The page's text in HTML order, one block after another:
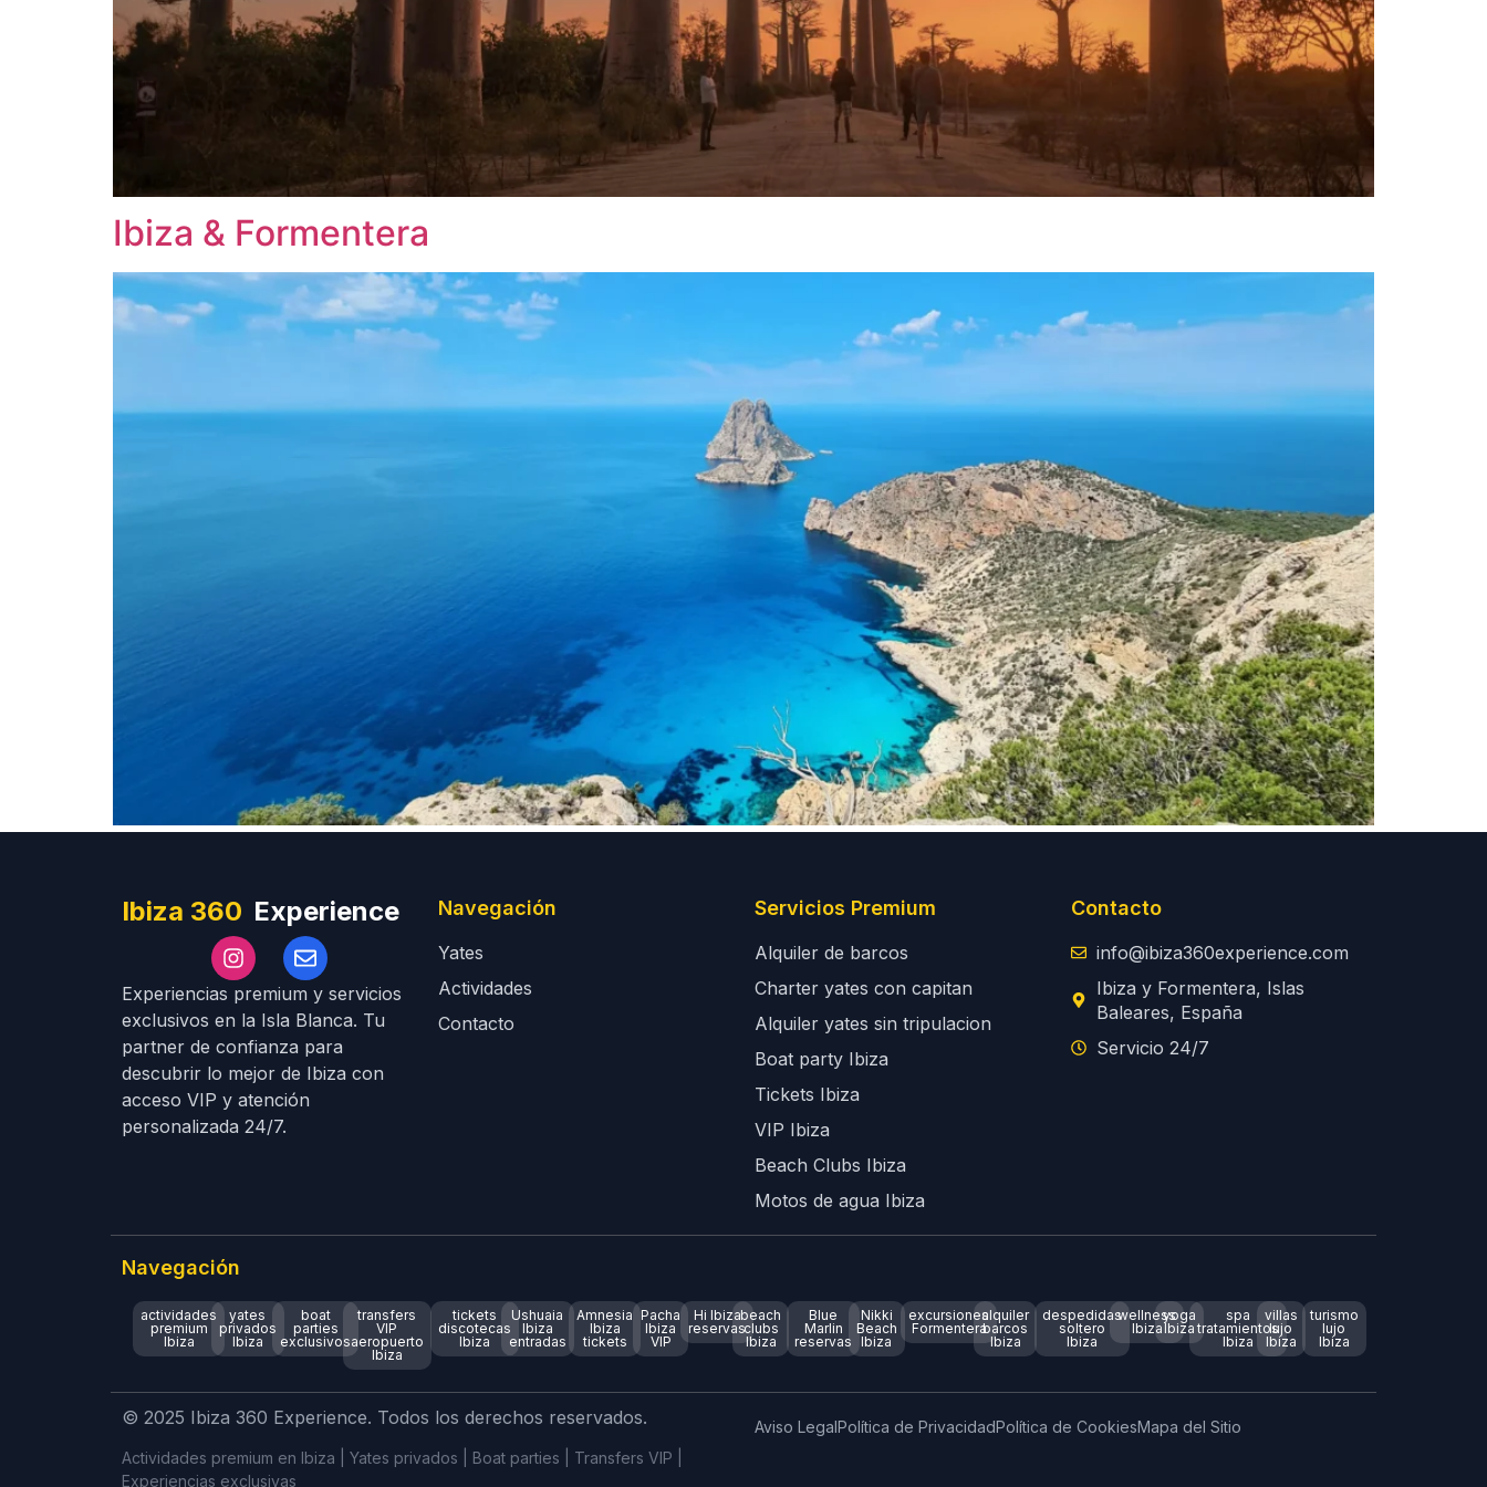
Ibiza & Formentera
Ibiza 360 Experience
Experiencias premium y servicios
exclusivos en la Isla Blanca. Tu
partner de confianza para
descubrir lo mejor de Ibiza con
acceso VIP y atención
personalizada 24/7.
Navegación
Yates
Actividades
Contacto
Servicios Premium
Alquiler de barcos
Charter yates con capitan
Alquiler yates sin tripulacion
Boat party Ibiza
Tickets Ibiza
VIP Ibiza
Beach Clubs Ibiza
Motos de agua Ibiza
Contacto
info@ibiza360experience.com
Ibiza y Formentera, Islas
Baleares, España
Servicio 24/7
Navegación
actividades
premium
Ibiza
yates
privados
Ibiza
boat
parties
exclusivos
transfers
VIP
aeropuerto
Ibiza
tickets
discotecas
Ibiza
Ushuaia
Ibiza
entradas
Amnesia
Ibiza
tickets
Pacha
Ibiza
VIP
Hi Ibiza
reservas
beach
clubs
Ibiza
Blue
Marlin
reservas
Nikki
Beach
Ibiza
excursiones
Formentera
alquiler
barcos
Ibiza
despedidas
soltero
Ibiza
wellness
Ibiza
yoga
Ibiza
spa
tratamientos
Ibiza
villas
lujo
Ibiza
turismo
lujo
Ibiza
© 2025 Ibiza 360 Experience. Todos los derechos reservados.
Actividades premium en Ibiza | Yates privados | Boat parties | Transfers VIP |
Experiencias exclusivas
Aviso LegalPolítica de PrivacidadPolítica de CookiesMapa del Sitio